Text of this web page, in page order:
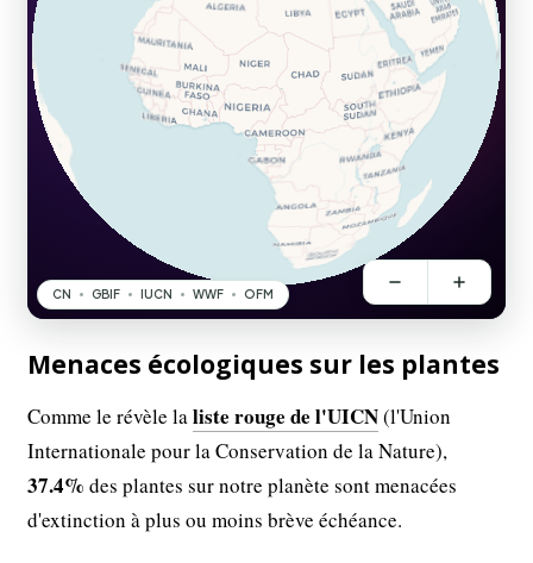
Menaces écologiques sur les plantes
Comme le révèle laliste rouge de l'UICN(l'Union
Internationale pour la Conservation de la Nature),
37.4% des plantes sur notre planète sont menacées
d'extinction à plus ou moins brève échéance.